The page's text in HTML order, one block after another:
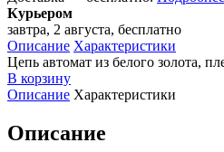
Курьером
завтра, 2 августа, бесплатно
Описание Характеристики
Цепь автомат из белого золота,
В корзину
Описание Характеристики
Описание